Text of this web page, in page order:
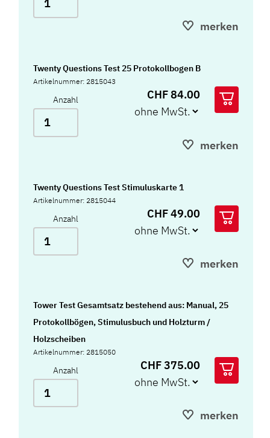
merken
Twenty Questions Test 25 Protokollbogen B
Artikelnummer: 2815043
Anzahl CHF 84.00
merken
Twenty Questions Test Stimuluskarte 1
Artikelnummer: 2815044
Anzahl CHF 49.00
merken
Tower Test Gesamtsatz bestehend aus: Manual, 25
Protokollbögen, Stimulusbuch und Holzturm /
Holzscheiben
Artikelnummer: 2815050
Anzahl CHF 375.00
merken